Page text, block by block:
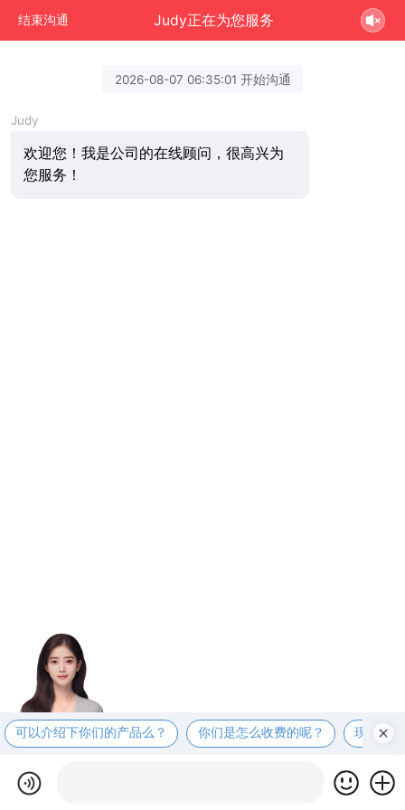
结束沟通 Judy正在为您服务
2026-08-07 06:35:01 开始沟通
Judy
欢迎您！我是公司的在线顾问，很高兴为
您服务！
可以介绍下你们的产品么？ 你们是怎么收费的呢？ 现在有